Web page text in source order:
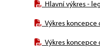
Hlavní výkres -
Výkres
Výkres